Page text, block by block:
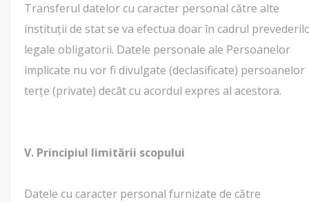
Transferul datelor cu caracter personal către alte
instituții de stat se va efectua doar în cadrul
legale obligatorii. Datele personale ale Persoanelor
implicate nu vor fi divulgate (declasificate) persoanelor
terțe (private) decât cu acordul expres al acestora.
V. Principiul limitării scopului
Datele cu caracter personal furnizate de către